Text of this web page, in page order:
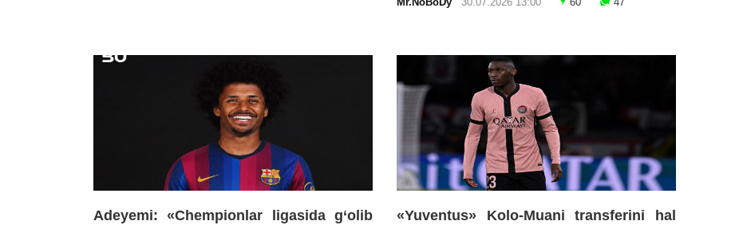
Adeyemi: «Chempionlar ligasida g‘olib «Yuventus» Kolo-Muani transferini hal